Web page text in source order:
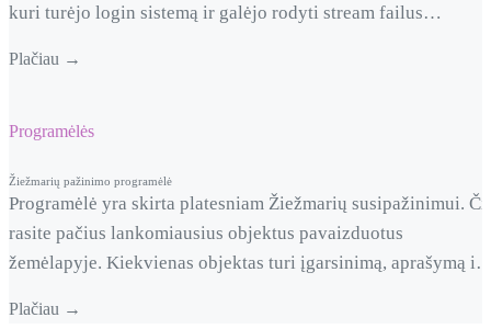
kuri turėjo login sistemą ir galėjo rodyti stream failus
2015 metais rudenį. Sistema buvo labai paprasta, bet turėjo:
navigaciją žiūrint televiziją;
Plačiau →
Programėlės
Žiežmarių pažinimo programėlė
Programėlė yra skirta platesniam Žiežmarių susipažinimui.
rasite pačius lankomiausius objektus pavaizduotus
žemėlapyje. Kiekvienas objektas turi įgarsinimą, aprašymą ir
Plačiau →